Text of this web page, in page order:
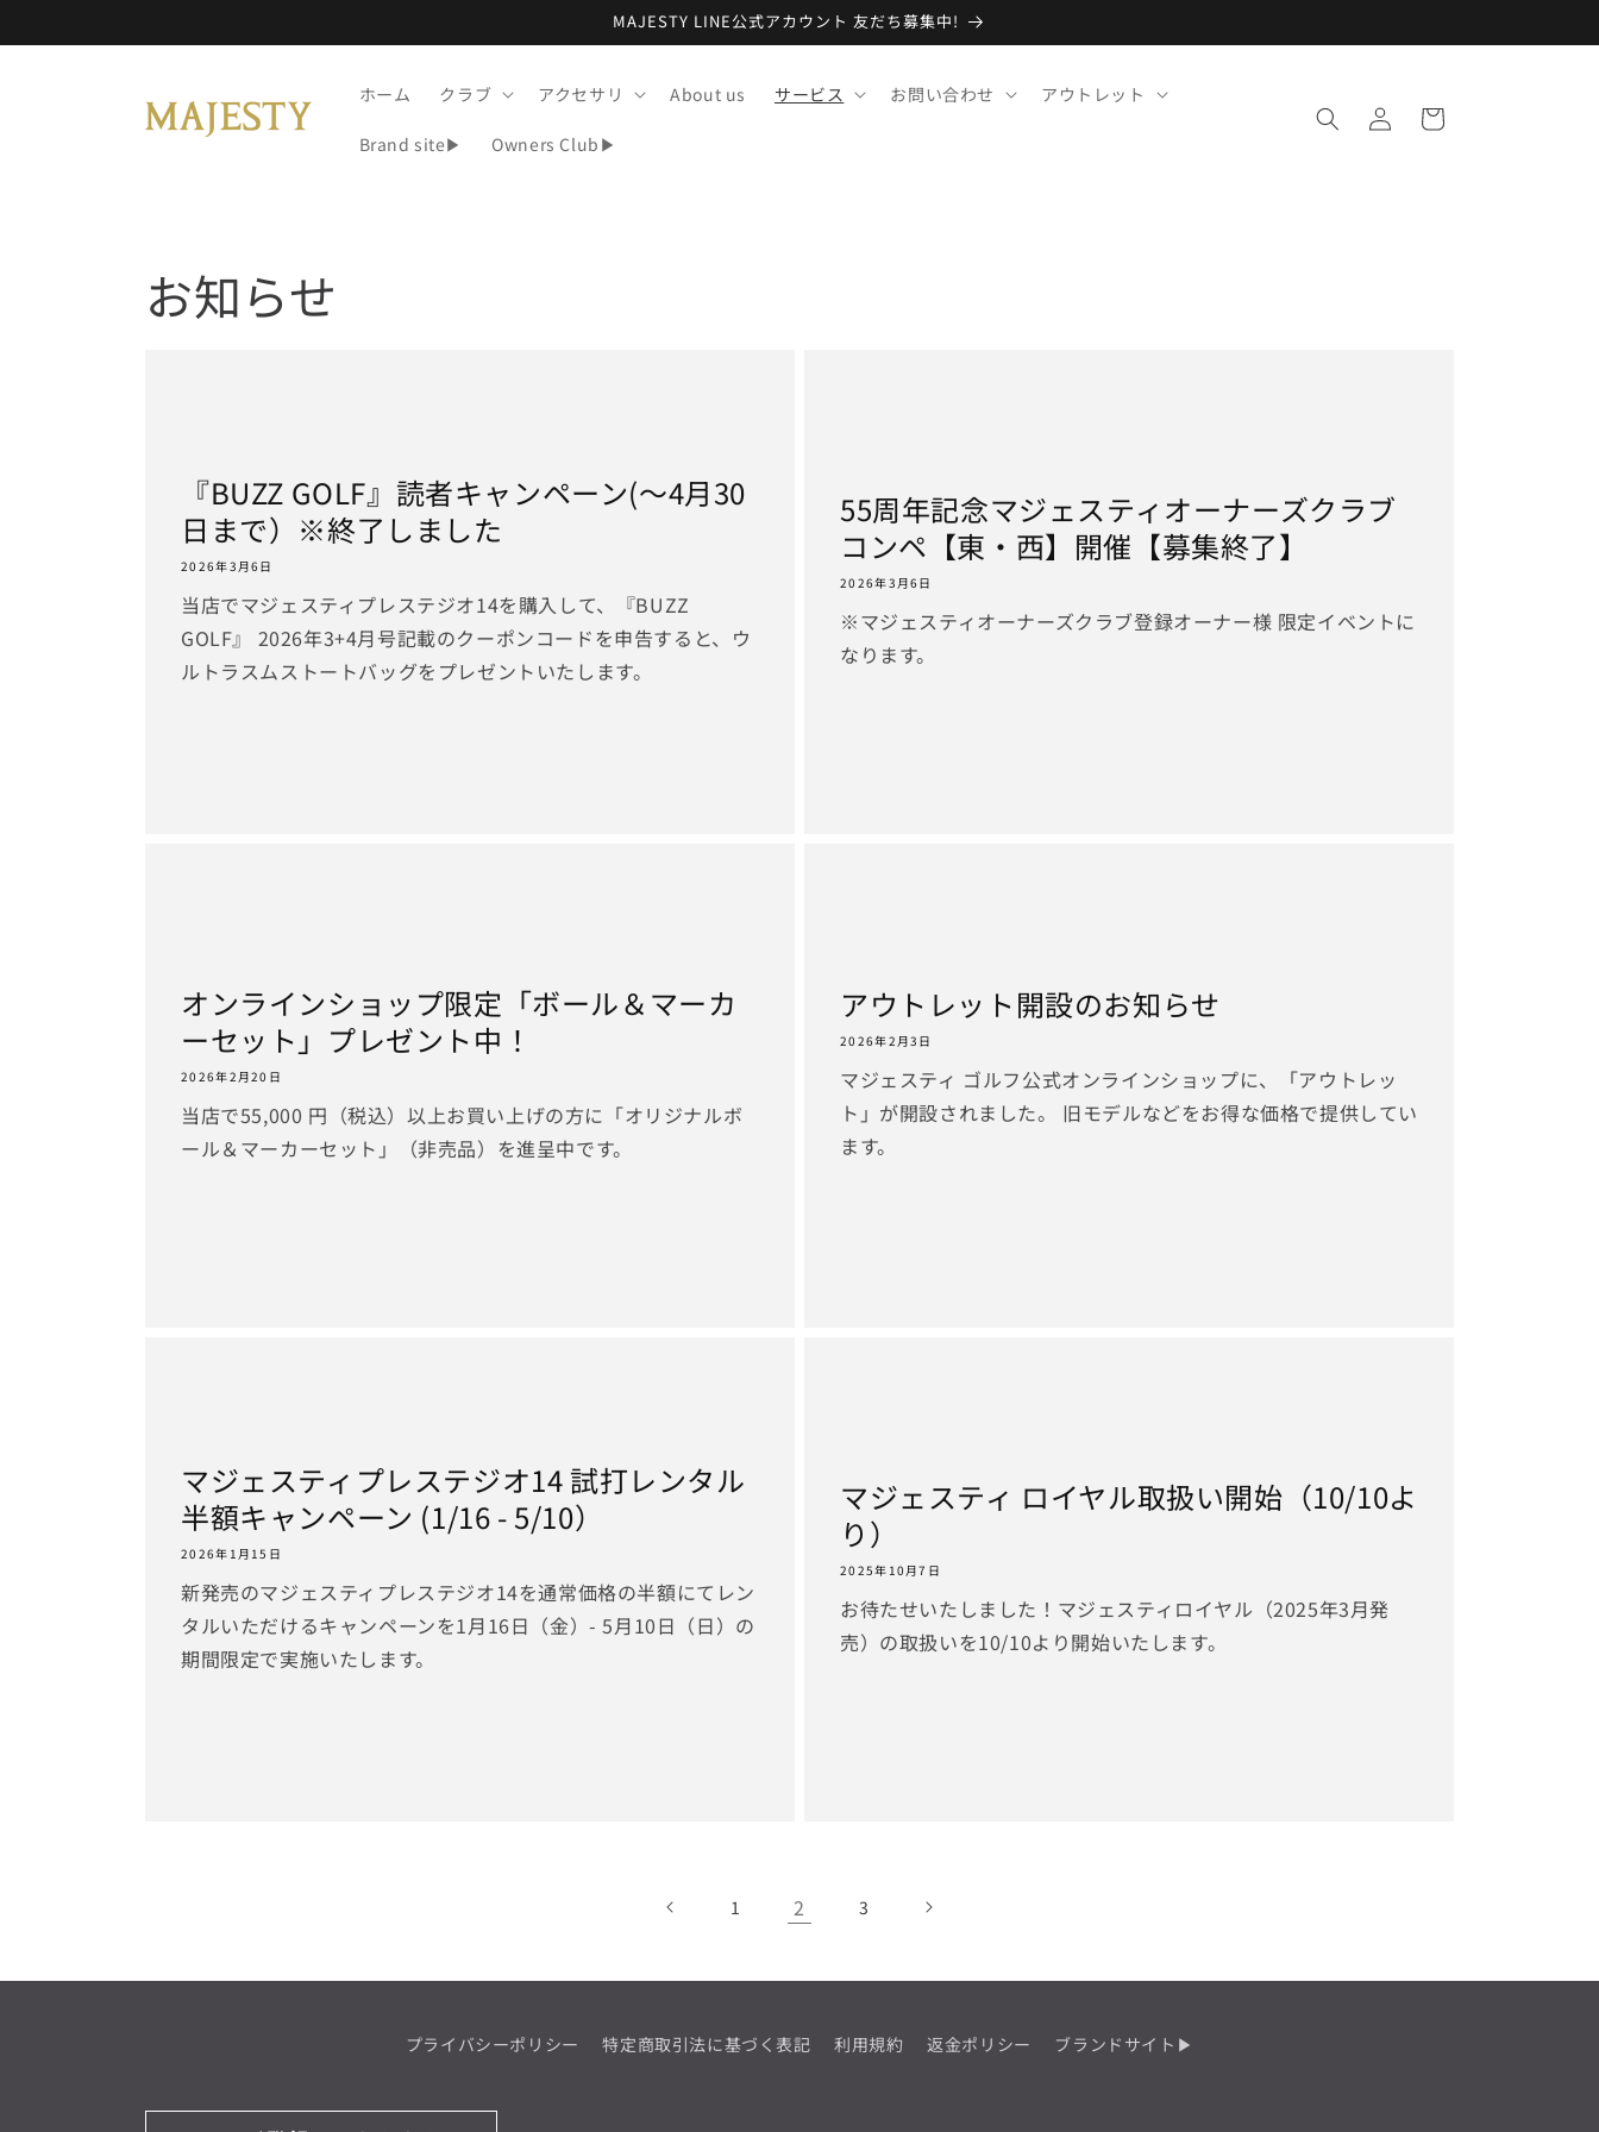
進む
MAJESTY LINE公式アカウント 友だち募集中!
ホーム クラブ アクセサリ About us サービス お問い合わせ アウトレット
Brand site▶ Owners Club▶
グ
イ
ー
お知らせ
『BUZZ GOLF』読者キャンペーン(～4月30
日まで）※終了しました
2026年3月6日
当店でマジェスティプレステジオ14を購入して、『BUZZ
GOLF』 2026年3+4月号記載のクーポンコードを申告すると、ウ
ルトラスムストートバッグをプレゼントいたします。
55周年記念マジェスティオーナーズクラブ
コンペ【東・西】開催【募集終了】
2026年3月6日
※マジェスティオーナーズクラブ登録オーナー様 限定イベントに
なります。
オンラインショップ限定「ボール＆マーカ
ーセット」プレゼント中！
2026年2月20日
当店で55,000 円（税込）以上お買い上げの方に「オリジナルボ
ール＆マーカーセット」（非売品）を進呈中です。
アウトレット開設のお知らせ
2026年2月3日
マジェスティ ゴルフ公式オンラインショップに、「アウトレッ
ト」が開設されました。 旧モデルなどをお得な価格で提供してい
ます。
マジェスティプレステジオ14 試打レンタル
半額キャンペーン (1/16 - 5/10）
2026年1月15日
新発売のマジェスティプレステジオ14を通常価格の半額にてレン
タルいただけるキャンペーンを1月16日（金）- 5月10日（日）の
期間限定で実施いたします。
マジェスティ ロイヤル取扱い開始（10/10よ
り）
2025年10月7日
お待たせいたしました！マジェスティロイヤル（2025年3月発
売）の取扱いを10/10より開始いたします。
1 2 3
プライバシーポリシー 特定商取引法に基づく表記 利用規約 返金ポリシー ブランドサイト▶